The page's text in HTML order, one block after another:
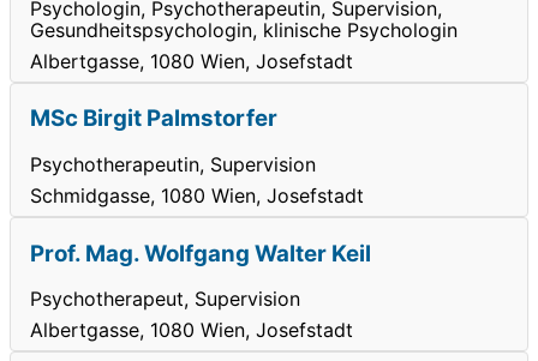
Psychologin, Psychotherapeutin, Supervision,
Gesundheitspsychologin, klinische Psychologin
Albertgasse, 1080 Wien, Josefstadt
MSc Birgit Palmstorfer
Psychotherapeutin, Supervision
Schmidgasse, 1080 Wien, Josefstadt
Prof. Mag. Wolfgang Walter Keil
Psychotherapeut, Supervision
Albertgasse, 1080 Wien, Josefstadt